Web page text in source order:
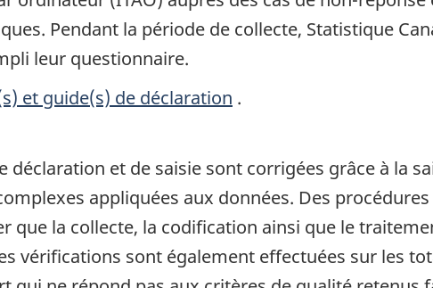
Pendant la période de collecte, Statistique
leur questionnaire.
et guide(s) de déclaration .
déclaration et de saisie sont corrigées grâce à la
appliquées aux données. Des
que la collecte, la codification ainsi que le
vérifications sont également effectuées sur les